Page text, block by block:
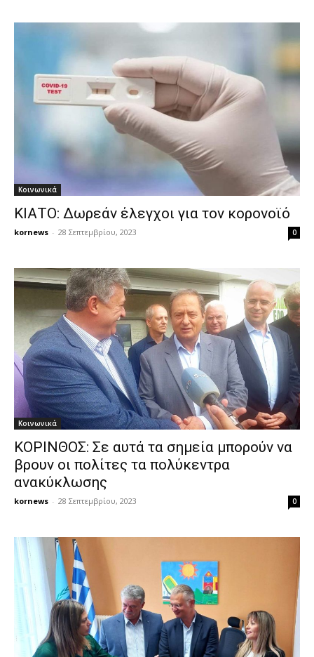
Κοινωνικά
ΚΙΑΤΟ: Δωρεάν έλεγχοι για τον κορονοϊό
kornews - 28 Σεπτεμβρίου, 2023 0
Κοινωνικά
ΚΟΡΙΝΘΟΣ: Σε αυτά τα σημεία μπορούν να
βρουν οι πολίτες τα πολύκεντρα
ανακύκλωσης
kornews - 28 Σεπτεμβρίου, 2023 0